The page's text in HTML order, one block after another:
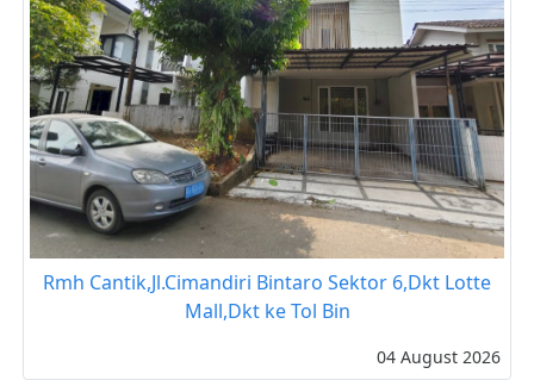
Rmh Cantik,Jl.Cimandiri Bintaro Sektor 6,Dkt Lotte
Mall,Dkt ke Tol Bin
04 August 2026